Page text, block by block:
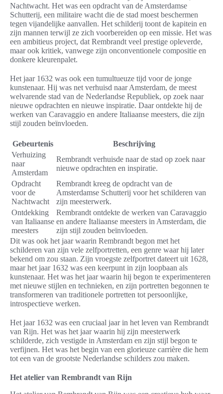
Nachtwacht. Het was een opdracht van de Amsterdamse
Schutterij, een militaire wacht die de stad moest beschermen
tegen vijandelijke aanvallen. Het schilderij toont de kapitein en
zijn mannen terwijl ze zich voorbereiden op een missie. Het was
een ambitieus project, dat Rembrandt veel prestige opleverde,
maar ook kritiek, vanwege zijn onconventionele compositie en
donkere kleurenpalet.
Het jaar 1632 was ook een tumultueuze tijd voor de jonge
kunstenaar. Hij was net verhuisd naar Amsterdam, de meest
welvarende stad van de Nederlandse Republiek, op zoek naar
nieuwe opdrachten en nieuwe inspiratie. Daar ontdekte hij de
werken van Caravaggio en andere Italiaanse meesters, die zijn
stijl zouden beïnvloeden.
Gebeurtenis
Beschrijving
Verhuizing
naar
Amsterdam
Rembrandt verhuisde naar de stad op zoek naar
nieuwe opdrachten en inspiratie.
Opdracht
voor de
Nachtwacht
Rembrandt kreeg de opdracht van de
Amsterdamse Schutterij voor het schilderen van
zijn meesterwerk.
Ontdekking
van Italiaanse
meesters
Rembrandt ontdekte de werken van Caravaggio
en andere Italiaanse meesters in Amsterdam, die
zijn stijl zouden beïnvloeden.
Dit was ook het jaar waarin Rembrandt begon met het
schilderen van zijn vele zelfportretten, een genre waar hij later
bekend om zou staan. Zijn vroegste zelfportret dateert uit 1628,
maar het jaar 1632 was een keerpunt in zijn loopbaan als
kunstenaar. Het was het jaar waarin hij begon te experimenteren
met nieuwe stijlen en technieken, en zijn portretten begonnen te
transformeren van traditionele portretten tot persoonlijke,
introspectieve werken.
Het jaar 1632 was een cruciaal jaar in het leven van Rembrandt
van Rijn. Het was het jaar waarin hij zijn meesterwerk
schilderde, zich vestigde in Amsterdam en zijn stijl begon te
verfijnen. Het was het begin van een glorieuze carrière die hem
tot een van de grootste Nederlandse schilders zou maken.
Het atelier van Rembrandt van Rijn